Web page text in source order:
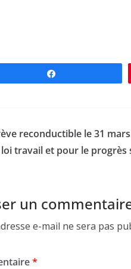
reconductible le 31
travail et pour le progrès
un
e-mail ne sera pas
*